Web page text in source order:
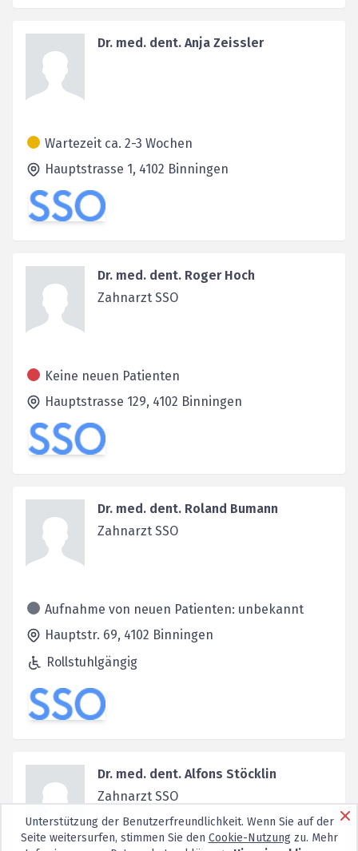
Dr. med. dent. Anja Zeissler
Wartezeit ca. 2-3 Wochen
Hauptstrasse 1, 4102 Binningen
Dr. med. dent. Roger Hoch
Zahnarzt SSO
Keine neuen Patienten
Hauptstrasse 129, 4102 Binningen
Dr. med. dent. Roland Bumann
Zahnarzt SSO
Aufnahme von neuen Patienten: unbekannt
Hauptstr. 69, 4102 Binningen
Rollstuhlgängig
Dr. med. dent. Alfons Stöcklin
Zahnarzt SSO
Unterstützung der Benutzerfreundlichkeit. Wenn Sie auf der
Seite weitersurfen, stimmen Sie den Cookie-Nutzungzu. Mehr